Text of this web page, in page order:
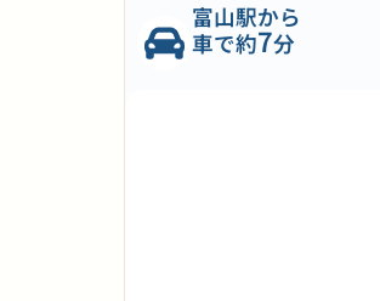
富山駅から
車で約7分